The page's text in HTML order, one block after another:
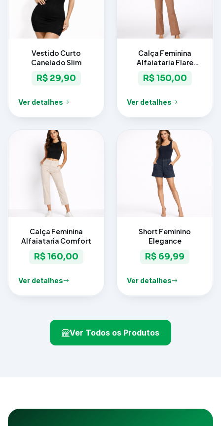
Vestido Curto
Canelado Slim
R$ 29,90
Ver detalhes
Calça Feminina
Alfaiataria Flare
Elegance
R$ 150,00
Ver detalhes
Calça Feminina
Alfaiataria Comfort
R$ 160,00
Ver detalhes
Short Feminino
Elegance
R$ 69,99
Ver detalhes
Ver Todos os Produtos